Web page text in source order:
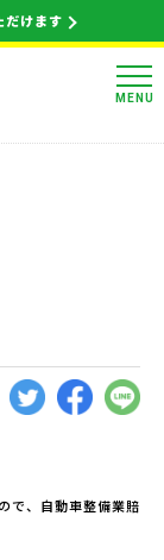
だけます
MENU
で、自動車整備業賠